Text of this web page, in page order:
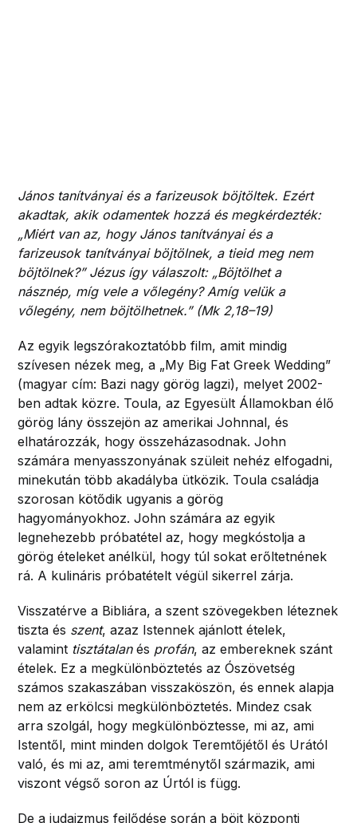
János tanítványai és a farizeusok böjtöltek. Ezért
akadtak, akik odamentek hozzá és megkérdezték:
„Miért van az, hogy János tanítványai és a
farizeusok tanítványai böjtölnek, a tieid meg nem
böjtölnek?” Jézus így válaszolt: „Böjtölhet a
násznép, míg vele a vőlegény? Amíg velük a
vőlegény, nem böjtölhetnek.” (Mk 2,18–19)
Az egyik legszórakoztatóbb film, amit mindig
szívesen nézek meg, a „My Big Fat Greek Wedding”
(magyar cím: Bazi nagy görög lagzi), melyet 2002-
ben adtak közre. Toula, az Egyesült Államokban élő
görög lány összejön az amerikai Johnnal, és
elhatározzák, hogy összeházasodnak. John
számára menyasszonyának szüleit nehéz elfogadni,
minekután több akadályba ütközik. Toula családja
szorosan kötődik ugyanis a görög
hagyományokhoz. John számára az egyik
legnehezebb próbatétel az, hogy megkóstolja a
görög ételeket anélkül, hogy túl sokat erőltetnének
rá. A kulináris próbatételt végül sikerrel zárja.
Visszatérve a Bibliára, a szent szövegekben léteznek
tiszta és szent, azaz Istennek ajánlott ételek,
valamint tisztátalanés profán, az embereknek szánt
ételek. Ez a megkülönböztetés az Ószövetség
számos szakaszában visszaköszön, és ennek alapja
nem az erkölcsi megkülönböztetés. Mindez csak
arra szolgál, hogy megkülönböztesse, mi az, ami
Istentől, mint minden dolgok Teremtőjétől és Urától
való, és mi az, ami teremtménytől származik, ami
viszont végső soron az Úrtól is függ.
De a judaizmus fejlődése során a böjt központi